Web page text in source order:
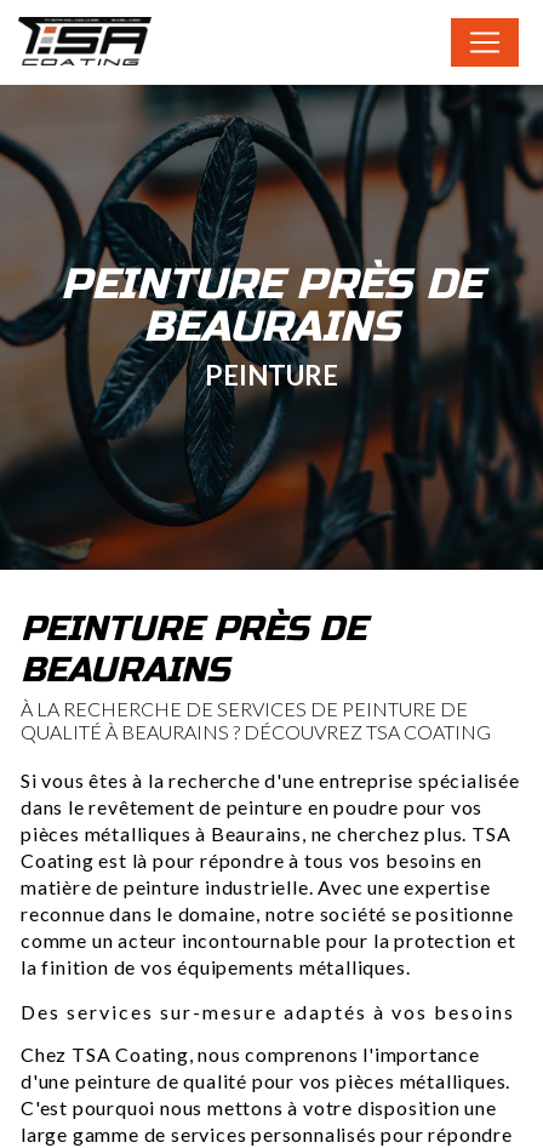
PEINTURE PRÈS DE
BEAURAINS
PEINTURE
PEINTURE PRÈS DE
BEAURAINS
À LA RECHERCHE DE SERVICES DE PEINTURE DE
QUALITÉ À BEAURAINS ? DÉCOUVREZ TSA COATING
Si vous êtes à la recherche d'une entreprise spécialisée
dans le revêtement de peinture en poudre pour vos
pièces métalliques à Beaurains, ne cherchez plus. TSA
Coating est là pour répondre à tous vos besoins en
matière de peinture industrielle. Avec une expertise
reconnue dans le domaine, notre société se positionne
comme un acteur incontournable pour la protection et
la finition de vos équipements métalliques.
Des services sur-mesure adaptés à vos besoins
Chez TSA Coating, nous comprenons l'importance
d'une peinture de qualité pour vos pièces métalliques.
C'est pourquoi nous mettons à votre disposition une
large gamme de services personnalisés pour répondre
Panneau de gestion des cookies